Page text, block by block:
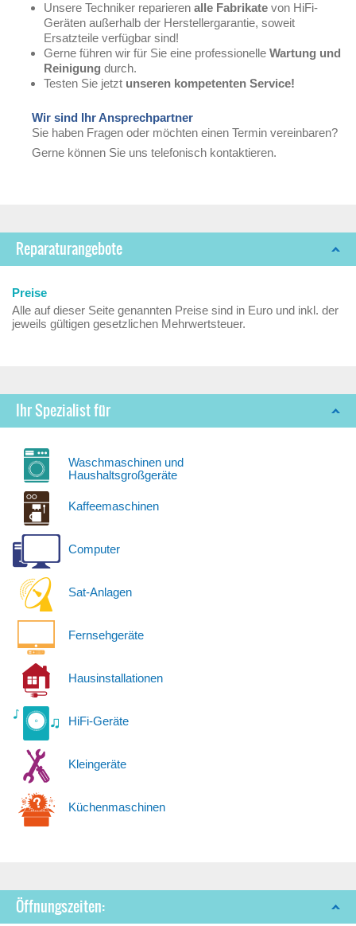
Unsere Techniker reparieren alle Fabrikate von HiFi-
Geräten außerhalb der Herstellergarantie, soweit
Ersatzteile verfügbar sind!
Gerne führen wir für Sie eine professionelle Wartung und
Reinigung durch.
Testen Sie jetzt unseren kompetenten Service!
Wir sind Ihr Ansprechpartner
Sie haben Fragen oder möchten einen Termin vereinbaren?
Gerne können Sie uns telefonisch kontaktieren.
Reparaturangebote
Preise
Alle auf dieser Seite genannten Preise sind in Euro und inkl. der
jeweils gültigen gesetzlichen Mehrwertsteuer.
Ihr Spezialist für
Waschmaschinen und
Haushaltsgroßgeräte
Kaffeemaschinen
Computer
Sat-Anlagen
Fernsehgeräte
Hausinstallationen
HiFi-Geräte
Kleingeräte
Küchenmaschinen
Öffnungszeiten: